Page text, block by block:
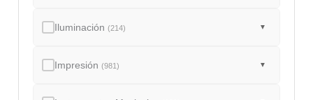
Iluminación(214) ▼
Impresión(981) ▼